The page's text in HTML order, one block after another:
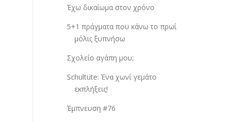
Έχω δικαίωμα στον χρόνο
5+1 πράγματα που κάνω το πρωί
μόλις ξυπνήσω
Σχολείο αγάπη μου;
Schultüte: Ένα χωνί γεμάτο
εκπλήξεις!
Έμπνευση #76